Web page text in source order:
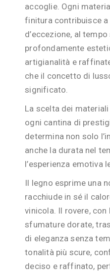
accoglie. Ogni
finitura contribuisce a
d’eccezione, al
profondamente
artigianalità e
che il concetto di
significato.
La scelta dei
ogni cantina di
determina non solo
anche la durata nel
l’esperienza emotiva
Il legno esprime una
racchiude in sé il
vinicola. Il rovere,
sfumature dorate,
di eleganza senza
tonalità più scure,
deciso e raffinato,